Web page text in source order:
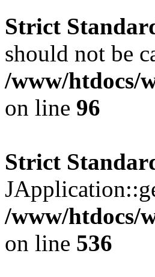
Strict
should not be
/www/htdocs/
on line 96
Strict
/www/htdocs/
on line 536